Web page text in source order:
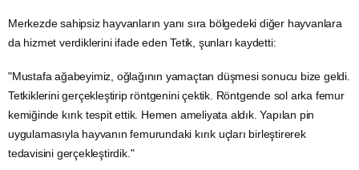
Merkezde sahipsiz hayvanların yanı sıra bölgedeki diğer hayvanlara
da hizmet verdiklerini ifade eden Tetik, şunları kaydetti:
"Mustafa ağabeyimiz, oğlağının yamaçtan düşmesi sonucu bize geldi.
Tetkiklerini gerçekleştirip röntgenini çektik. Röntgende sol arka femur
kemiğinde kırık tespit ettik. Hemen ameliyata aldık. Yapılan pin
uygulamasıyla hayvanın femurundaki kırık uçları birleştirerek
tedavisini gerçekleştirdik."